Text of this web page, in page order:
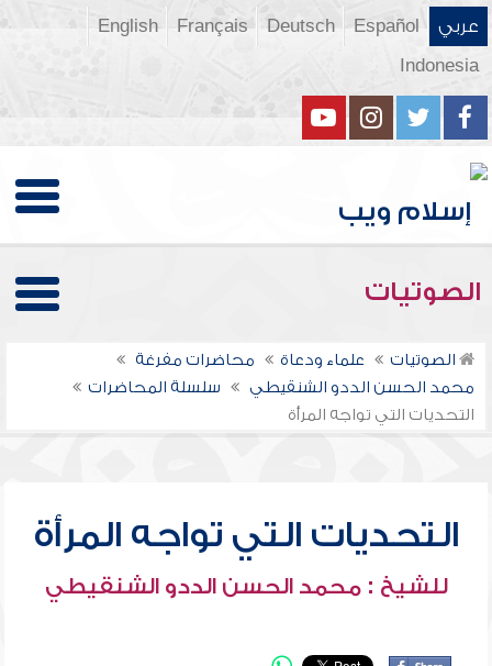
عربي Español
Deutsch
Français
English
Indonesia
الصوتيات
الصوتيات علماء ودعاة
محاضرات مفرغة
محمد الحسن الددو الشنقيطي
سلسلة المحاضرات
التحديات التي تواجه المرأة
التحديات التي تواجه المرأة
للشيخ : محمد الحسن الددو الشنقيطي